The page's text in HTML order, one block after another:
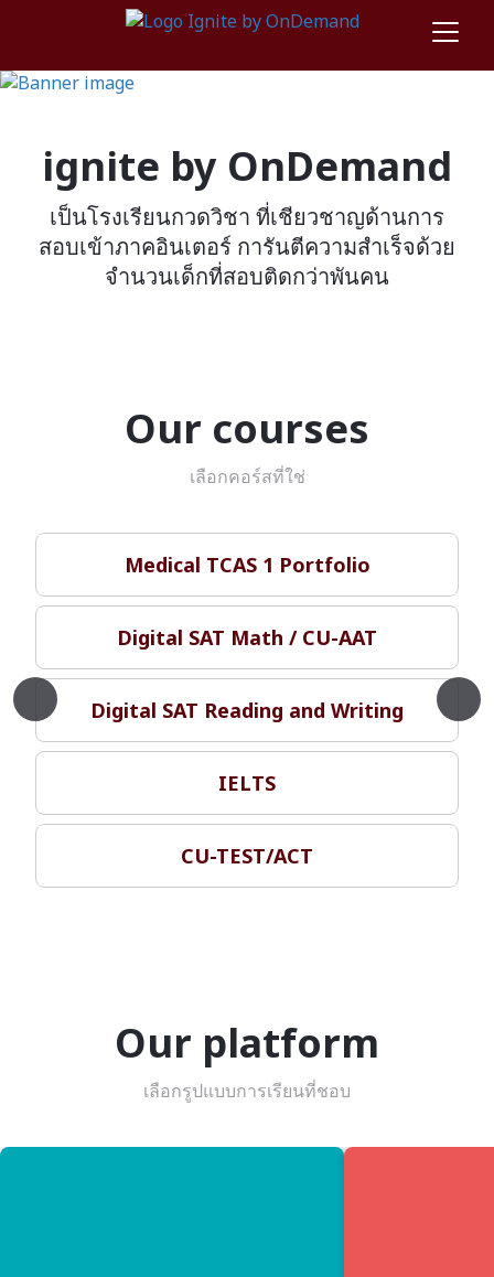
ignite by OnDemand
เป็นโรงเรียนกวดวิชา ที่เชียวชาญด้านการ
สอบเข้าภาคอินเตอร์ การันตีความสำเร็จด้วย
จำนวนเด็กที่สอบติดกว่าพันคน
Our courses
เลือกคอร์สที่ใช่
Medical TCAS 1 Portfolio
Digital SAT Math / CU-AAT
Digital SAT Reading and Writing
IELTS
CU-TEST/ACT
Our platform
เลือกรูปแบบการเรียนที่ชอบ